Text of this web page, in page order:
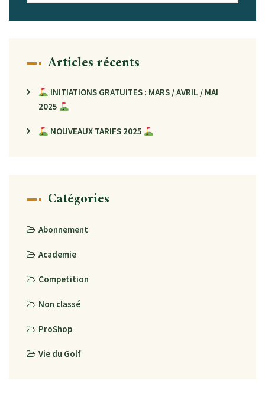
Articles récents
INITIATIONS GRATUITES : MARS / AVRIL / MAI
2025
NOUVEAUX TARIFS 2025
Catégories
Abonnement
Academie
Competition
Non classé
ProShop
Vie du Golf